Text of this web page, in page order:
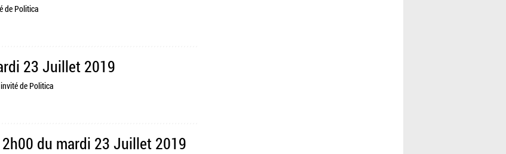
de Politica
23 Juillet 2019
de Politica
du mardi 23 Juillet 2019